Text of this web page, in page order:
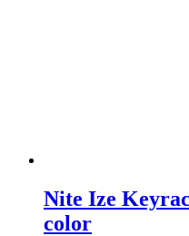
Nite Ize
color